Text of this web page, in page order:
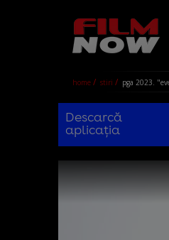
home stiri pga 2023.
Descarcă
aplicația